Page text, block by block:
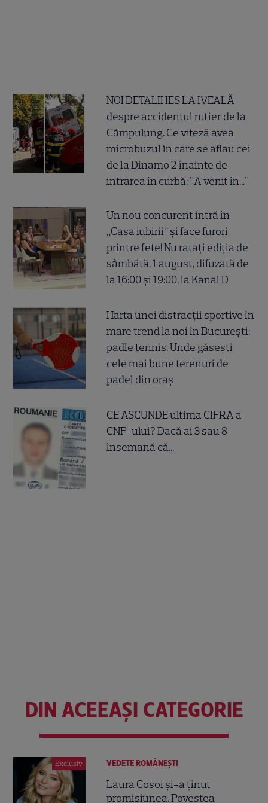
NOI DETALII IES LA IVEALĂ
despre accidentul rutier de la
Câmpulung. Ce viteză avea
microbuzul în care se aflau cei
de la Dinamo 2 înainte de
intrarea în curbă: "A venit în..."
Un nou concurent intră în
„Casa iubirii” și face furori
printre fete! Nu ratați ediția de
sâmbătă, 1 august, difuzată de
la 16:00 și 19:00, la Kanal D
Harta unei distracții sportive în
mare trend la noi în București:
padle tennis. Unde găsești
cele mai bune terenuri de
padel din oraș
CE ASCUNDE ultima CIFRA a
CNP-ului? Dacă ai 3 sau 8
însemană că...
DIN ACEEAȘI CATEGORIE
Exclusiv VEDETE ROMÂNEŞTI
Laura Cosoi și-a ținut
promisiunea. Povestea